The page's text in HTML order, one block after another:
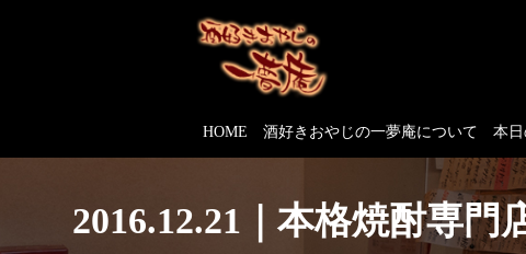
HOME 酒好きおやじの一夢庵について 本日
2016.12.21｜本格焼酎専